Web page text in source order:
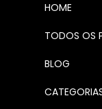
HOME
TODOS OS
BLOG